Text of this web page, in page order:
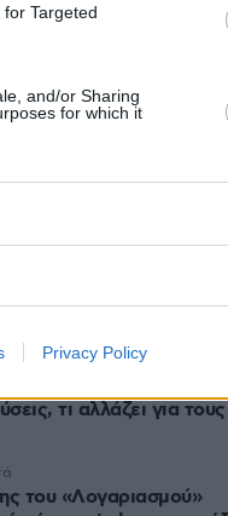
Targeted
and/or Sharing
for which it
Privacy Policy
και μάθετε πρώτοι όλες
και τον Κόσμο, τη
ρήτρα διαφυγής για την
τι αλλάζει για τους
του «Λογαριασμού»